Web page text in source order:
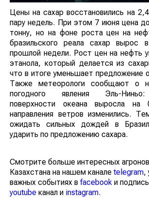
Цены на сахар восстановились на
пару недель. При этом 7 июня цена
тонну, но на фоне роста цен на
бразильского реала сахар вырос
прошлой недели. Рост цен на нефть
этанола, который делается из
что в итоге уменьшает предложение
Также метеорологи сообщают о
погодного явления Эль-
поверхности океана выросла на
направления ветров изменились.
ожидать сильных дождей в
ударить по предложению сахара.
Смотрите больше интересных
Казахстана на нашем канале telegram,
важных событиях в facebook и
youtube канал и instagram.